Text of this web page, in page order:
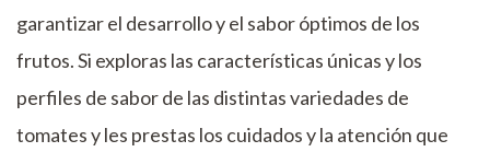
garantizar el desarrollo y el sabor óptimos de los
frutos. Si exploras las características únicas y los
perfiles de sabor de las distintas variedades de
tomates y les prestas los cuidados y la atención que